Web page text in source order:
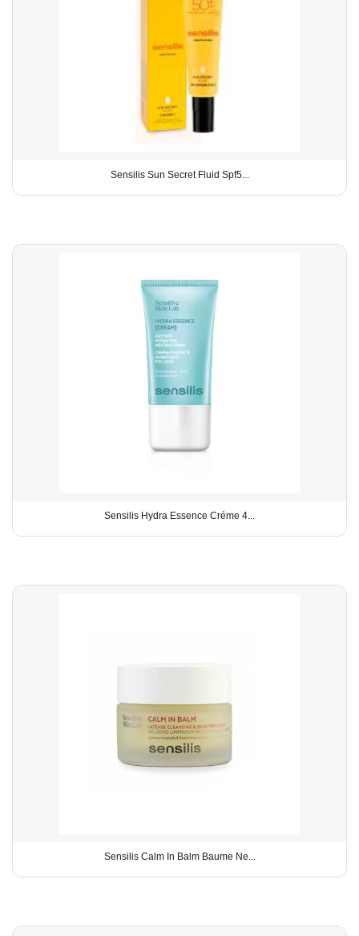
Sensilis Sun Secret Fluid Spf5...
Sensilis Hydra Essence Créme 4...
Sensilis Calm In Balm Baume Ne...